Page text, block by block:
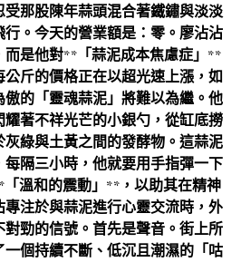
那股陳年蒜頭混合著鐵鏽與淡淡
。今天的營業額是：零。廖沾沾
而是他對**「蒜泥成本焦慮症」**
斤的價格正在以超光速上漲，如
的「靈魂蒜泥」將難以為繼。他
著不祥光芒的小銀勺，從缸底撈
綠與土黃之間的發酵物。這蒜泥
隔三小時，他就要用手指彈一下
溫和的震動」**，以助其在精神
注於與蒜泥進行心靈交流時，外
勁的信號。首先是聲音。街上所
個持續不斷、低沉且潮濕的「咕